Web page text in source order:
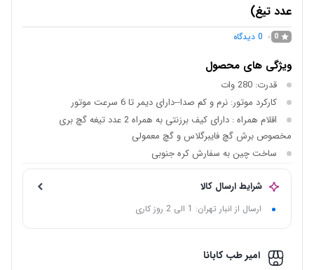
عدد تیغ)
0
0 دیدگاه
ویژگی های محصول
قدرت: 280 وات
کارکرد موتور: نرم و کم صدا--دارای دیمر تا 6 سرعت موتور
اقلام همراه :
دارای کیف برزنتی به همراه 2 عدد تیغه گچ بری
مخصوص برش گچ فایبرگلاس و گچ معمولی
ساخت چین به سفارش کره جنوبی
شرایط ارسال کالا
ارسال از انبار تهران: 1 الی 2 روز کاری
امیر طب کابانا